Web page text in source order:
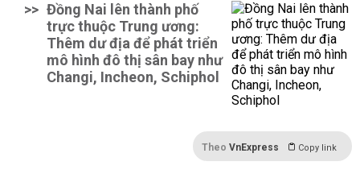
>> Đồng Nai lên thành phố
trực thuộc Trung ương:
Thêm dư địa để phát triển
mô hình đô thị sân bay như
Changi, Incheon, Schiphol
Theo VnExpress Copy link